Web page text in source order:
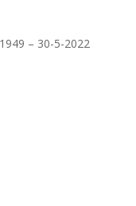
– 30-5-2022